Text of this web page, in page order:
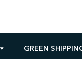
GREEN